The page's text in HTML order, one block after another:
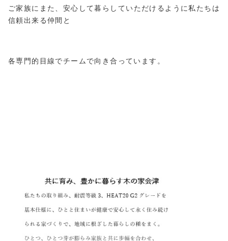
ご家族にまた、安心して暮らしていただけるように私たちは
信頼出来る仲間と
各専門的目線でチームで向き合っています。